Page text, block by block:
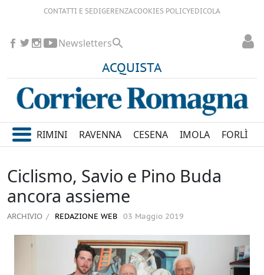
CONTATTI E SEDIGERENZACOOKIES POLICYEDICOLA
ACQUISTA
Newsletters
RIMINI RAVENNA CESENA IMOLA FORLÌ
Ciclismo, Savio e Pino Buda
ancora assieme
ARCHIVIO REDAZIONE WEB 03 Maggio 2019